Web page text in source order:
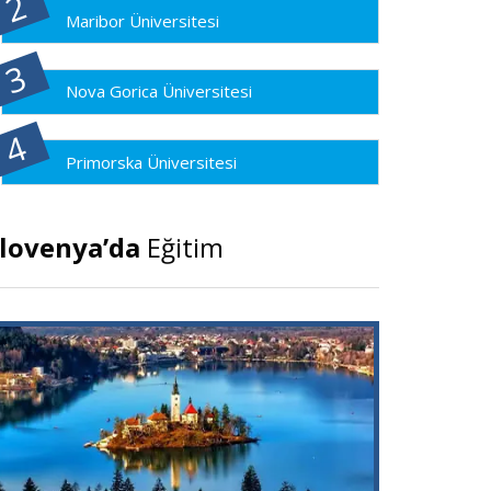
Maribor Üniversitesi
Nova Gorica Üniversitesi
Primorska Üniversitesi
Eğitim